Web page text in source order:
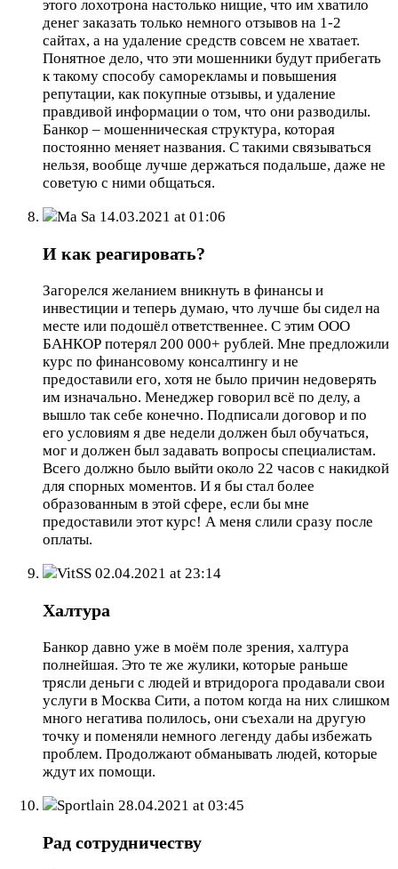
этого лохотрона настолько нищие, что им хватило
денег заказать только немного отзывов на 1-2
сайтах, а на удаление средств совсем не хватает.
Понятное дело, что эти мошенники будут прибегать
к такому способу саморекламы и повышения
репутации, как покупные отзывы, и удаление
правдивой информации о том, что они разводилы.
Банкор – мошенническая структура, которая
постоянно меняет названия. С такими связываться
нельзя, вообще лучше держаться подальше, даже не
советую с ними общаться.
Ma Sa 14.03.2021 at 01:06
И как реагировать?
Загорелся желанием вникнуть в финансы и
инвестиции и теперь думаю, что лучше бы сидел на
месте или подошёл ответственнее. С этим ООО
БАНКОР потерял 200 000+ рублей. Мне предложили
курс по финансовому консалтингу и не
предоставили его, хотя не было причин недоверять
им изначально. Менеджер говорил всё по делу, а
вышло так себе конечно. Подписали договор и по
его условиям я две недели должен был обучаться,
мог и должен был задавать вопросы специалистам.
Всего должно было выйти около 22 часов с накидкой
для спорных моментов. И я бы стал более
образованным в этой сфере, если бы мне
предоставили этот курс! А меня слили сразу после
оплаты.
VitSS 02.04.2021 at 23:14
Халтура
Банкор давно уже в моём поле зрения, халтура
полнейшая. Это те же жулики, которые раньше
трясли деньги с людей и втридорога продавали свои
услуги в Москва Сити, а потом когда на них слишком
много негатива полилось, они съехали на другую
точку и поменяли немного легенду дабы избежать
проблем. Продолжают обманывать людей, которые
ждут их помощи.
Sportlain 28.04.2021 at 03:45
Рад сотрудничеству